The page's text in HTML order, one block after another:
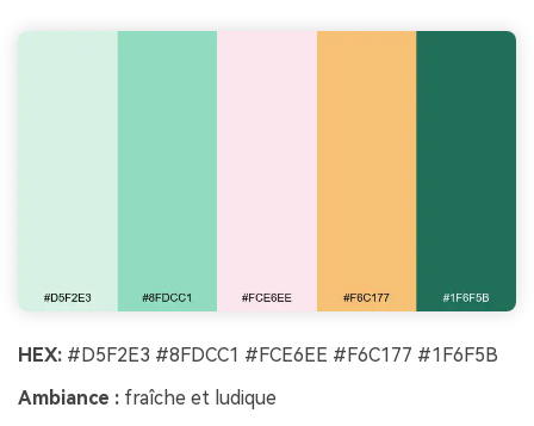
HEX: #D5F2E3 #8FDCC1 #FCE6EE #F6C177 #1F6F5B
Ambiance : fraîche et ludique